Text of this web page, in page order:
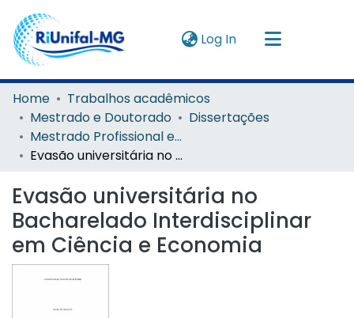
Log In(current)
Navigate by
Instructions
About
Home
Trabalhos acadêmicos
Mestrado e Doutorado
Dissertações
Mestrado Profissional em Administração Pública em Rede Nacional
Evasão universitária no Bacharelado Interdisciplinar em Ciência e Economia
Evasão universitária no
Bacharelado Interdisciplinar
em Ciência e Economia